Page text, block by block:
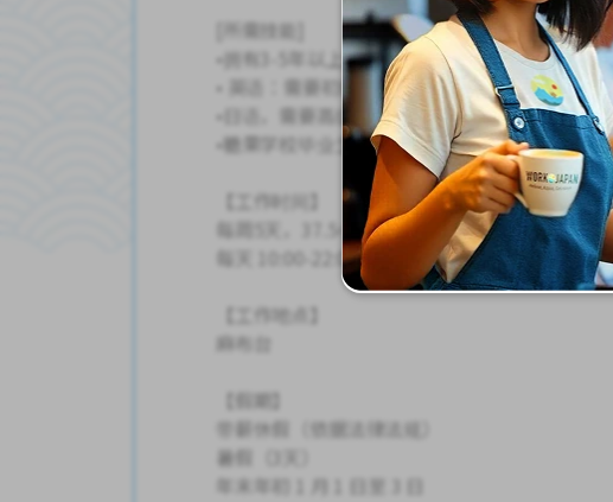
[所需技能]
•拥有3-5年以上糖果经验
• 英语：需要初级水平
•日语，需要高级水平
•糖果学校毕业生优先
【工作时间】
每周5天，37.5小时（包括周末/节假日）
每天 10:00-22:00 生产 7.5 小时（休息 1 小时）
【工作地点】
麻布台
【假期】
带薪休假（依据法律法规）
暑假（3天）
年末年初 1 月 1 日至 3 日